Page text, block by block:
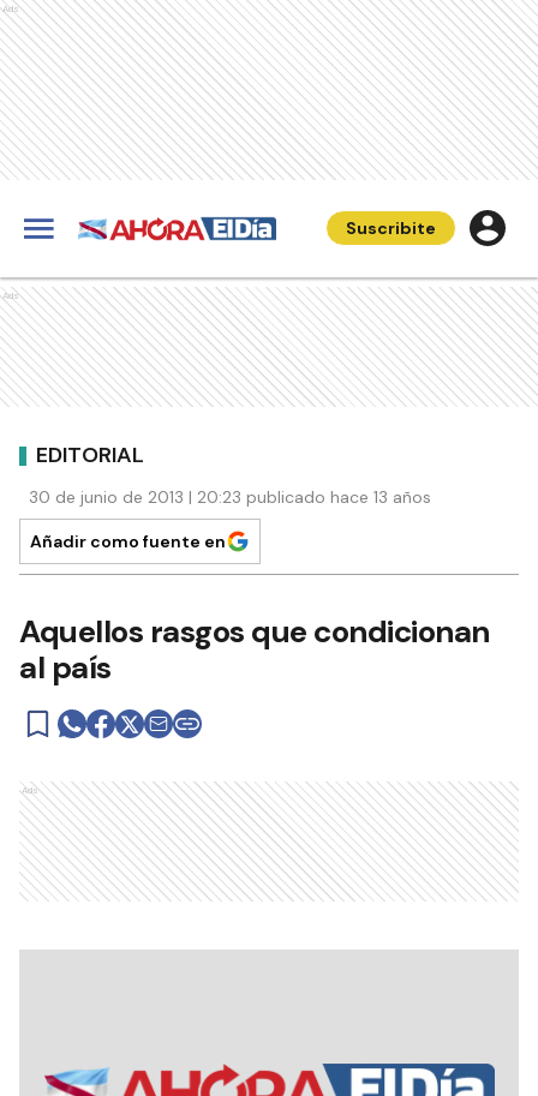
Ads
Suscribite
Ads
EDITORIAL
30 de junio de 2013 | 20:23 publicado hace 13 años
Añadir como fuente en
Aquellos rasgos que condicionan
al país
Ads